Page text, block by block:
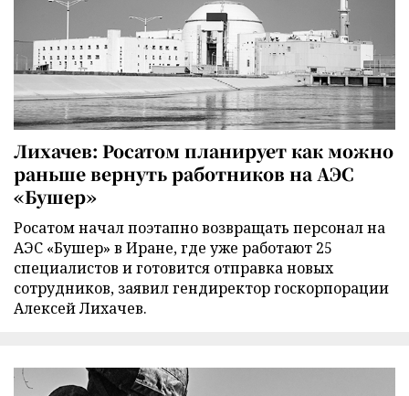
Лихачев: Росатом планирует как можно
раньше вернуть работников на АЭС
«Бушер»
Росатом начал поэтапно возвращать персонал на
АЭС «Бушер» в Иране, где уже работают 25
специалистов и готовится отправка новых
сотрудников, заявил гендиректор госкорпорации
Алексей Лихачев.